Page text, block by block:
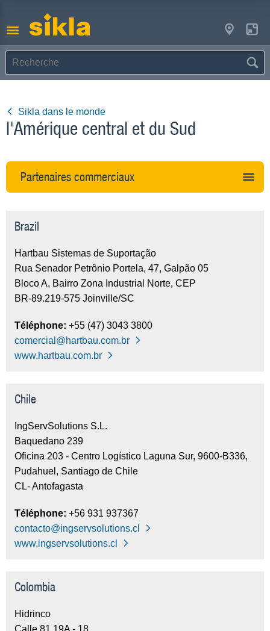
Sikla dans le monde
l'Amérique central et du Sud
Partenaires commerciaux
Brazil
Hartbau Sistemas de Suportação
Rua Senador Petrônio Portela, 47, Galpão 05
Bloco A, Bairro Zona Industrial Norte, CEP
BR-89.219-575 Joinville/SC
Téléphone: +55 (47) 3043 3800
comercial@hartbau.com.br
www.hartbau.com.br
Chile
IngServSolutions S.L.
Baquedano 239
Oficina 203 - Centro Logístico Laguna Sur, 9600-B336,
Pudahuel, Santiago de Chile
CL- Antofagasta
Téléphone: +56 931 937367
contacto@ingservsolutions.cl
www.ingservsolutions.cl
Colombia
Hidrinco
Calle 81 19A - 18